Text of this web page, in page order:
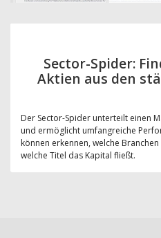
Sector-Spider:
Aktien aus den
Der Sector-Spider unterteilt einen
und ermöglicht umfangreiche
können erkennen, welche
welche Titel das Kapital fließt.